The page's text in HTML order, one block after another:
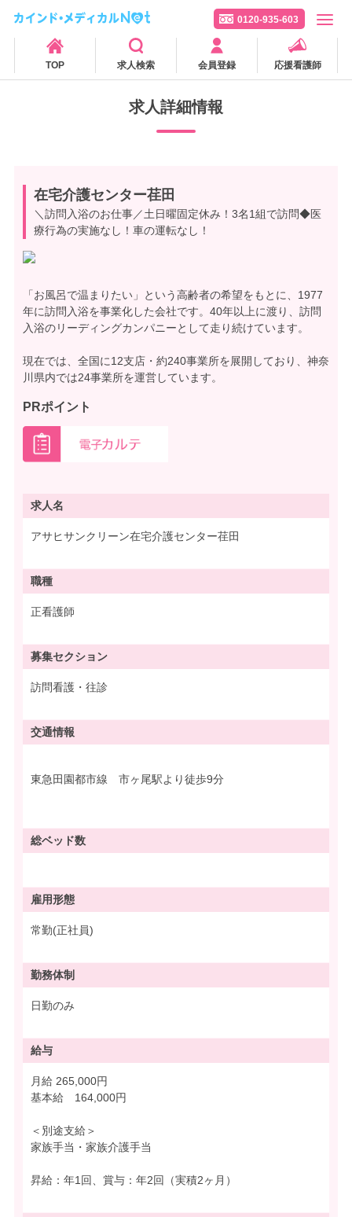
0120-935-603
TOP 求人検索 会員登録 応援看護師
求人詳細情報
在宅介護センター荏田
＼訪問入浴のお仕事／土日曜固定休み！3名1組で訪問◆医
療行為の実施なし！車の運転なし！
「お風呂で温まりたい」という高齢者の希望をもとに、1977
年に訪問入浴を事業化した会社です。40年以上に渡り、訪問
入浴のリーディングカンパニーとして走り続けています。
現在では、全国に12支店・約240事業所を展開しており、神奈
川県内では24事業所を運営しています。
PRポイント
求人名
アサヒサンクリーン在宅介護センター荏田
職種
正看護師
募集セクション
訪問看護・往診
交通情報
東急田園都市線 市ヶ尾駅より徒歩9分
総ベッド数
雇用形態
常勤(正社員)
勤務体制
日勤のみ
給与
月給 265,000円
基本給 164,000円
＜別途支給＞
家族手当・家族介護手当
昇給：年1回、賞与：年2回（実積2ヶ月）